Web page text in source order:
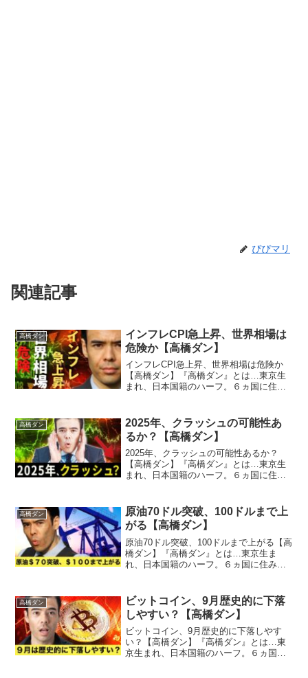
ぴぴマリ
関連記事
高橋ダン
インフレCPI急上昇、世界相場は
危険か【高橋ダン】
インフレCPI急上昇、世界相場は危険か
【高橋ダン】『高橋ダン』とは…東京生
まれ、日本国籍のハーフ。６ヵ国に住
にインターンシップ従事。２６歳でメン
ターとヘッジファンド立ち...
高橋ダン
2025年、クラッシュの可能性あ
るか？【高橋ダン】
2025年、クラッシュの可能性あるか？
【高橋ダン】『高橋ダン』とは…東京生
まれ、日本国籍のハーフ。６ヵ国に住
関にインターンシップ従事。２６歳でメ
ンターとヘッジファンド立...
高橋ダン
原油70ドル突破、100ドルまで上
がる【高橋ダン】
原油70ドル突破、100ドルまで上がる【高
橋ダン】『高橋ダン』とは…東京生ま
れ、日本国籍のハーフ。６ヵ国に住み、6
ターンシップ従事。２６歳でメンターと
ヘッジファンド立ち...
高橋ダン
ビットコイン、9月歴史的に下落
しやすい？【高橋ダン】
ビットコイン、9月歴史的に下落しやす
い？【高橋ダン】『高橋ダン』とは…東
京生まれ、日本国籍のハーフ。６ヵ国に